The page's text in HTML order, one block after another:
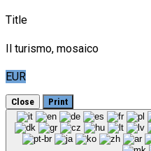
Title
Il turismo, mosaico
EUR
Close Print